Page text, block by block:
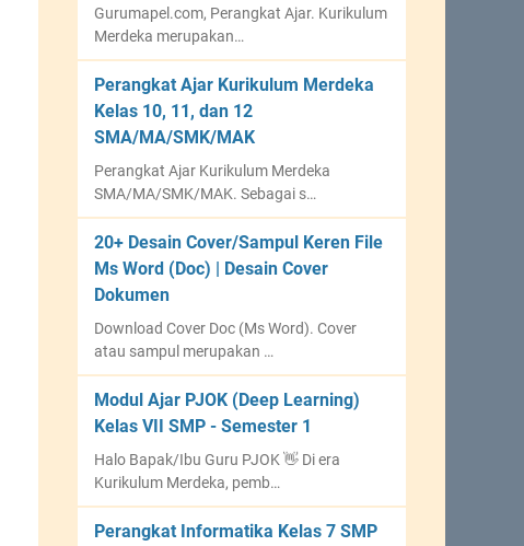
Gurumapel.com, Perangkat Ajar. Kurikulum
Merdeka merupakan…
Perangkat Ajar Kurikulum Merdeka
Kelas 10, 11, dan 12
SMA/MA/SMK/MAK
Perangkat Ajar Kurikulum Merdeka
SMA/MA/SMK/MAK. Sebagai s…
20+ Desain Cover/Sampul Keren File
Ms Word (Doc) | Desain Cover
Dokumen
Download Cover Doc (Ms Word). Cover
atau sampul merupakan …
Modul Ajar PJOK (Deep Learning)
Kelas VII SMP - Semester 1
Halo Bapak/Ibu Guru PJOK 👋 Di era
Kurikulum Merdeka, pemb…
Perangkat Informatika Kelas 7 SMP